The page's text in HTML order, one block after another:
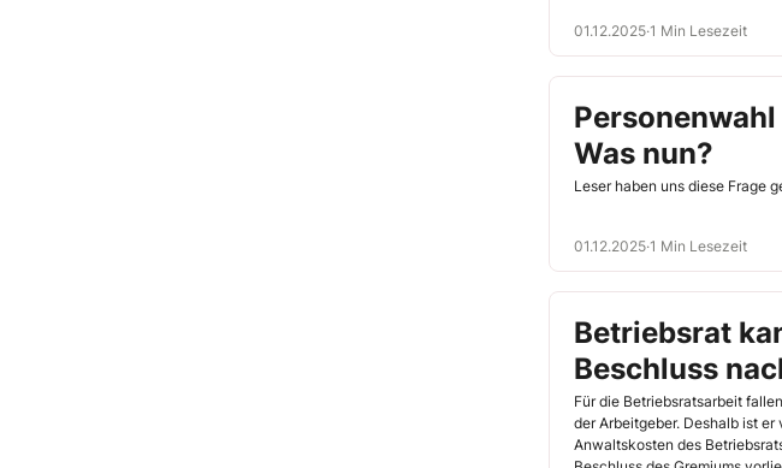
01.12.2025·1 Min Lesezeit
Was nun?
Leser haben uns diese Frage
01.12.2025·1 Min Lesezeit
Betriebsrat
Beschluss
Für die Betriebsratsarbeit
der Arbeitgeber. Deshalb ist
Anwaltskosten des